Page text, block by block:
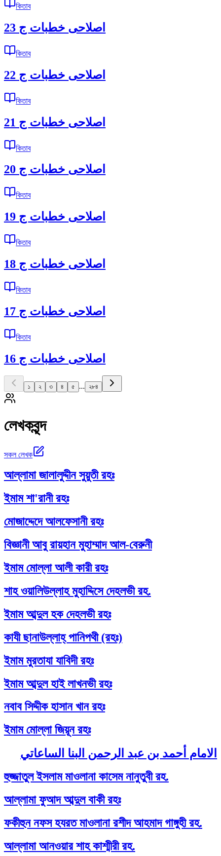
কিতাব
اصلاحى خطبات ج 23
কিতাব
اصلاحى خطبات ج 22
কিতাব
اصلاحى خطبات ج 21
কিতাব
اصلاحى خطبات ج 20
কিতাব
اصلاحى خطبات ج 19
কিতাব
اصلاحى خطبات ج 18
কিতাব
اصلاحى خطبات ج 17
কিতাব
اصلاحى خطبات ج 16
১ ২ ৩ ৪ ৫ ... ২৮৪
লেখকবৃন্দ
সকল লেখক
আল্লামা জালালুদ্দীন সুয়ুতী রহঃ
ইমাম শা'রানী রহঃ
মোজাদ্দেদে আলফেসানী রহঃ
বিজ্ঞানী আবু রায়হান মুহাম্মাদ আল-বেরুনী
ইমাম মোল্লা আলী কারী রহঃ
শাহ ওয়ালিউল্লাহ মুহাদ্দিসে দেহলভী রহ.
ইমাম আব্দুল হক দেহলভী রহঃ
কাযী ছানাউল্লাহ্‌ পানিপথী (রহঃ)
ইমাম মুরতাযা যাবিদী রহঃ
ইমাম আব্দুল হাই লাখনভী রহঃ
নবাব সিদ্দীক হাসান খান রহঃ
ইমাম মোল্লা জিয়ূন রহঃ
الامام أحمد بن عبد الرحمن البنا الساعاتي
হুজ্জাতুল ইসলাম মাওলানা কাসেম নানুতুবী রহ.
আল্লামা ফুআদ আব্দুল বাকী রহঃ
ফকীহুন নফস হযরত মাওলানা রশীদ আহমাদ গাঙ্গুহী রহ.
আল্লামা আনওয়ার শাহ কাশ্মীরী রহ.